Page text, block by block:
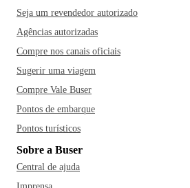
Seja um revendedor autorizado
Agências autorizadas
Compre nos canais oficiais
Sugerir uma viagem
Compre Vale Buser
Pontos de embarque
Pontos turísticos
Sobre a Buser
Central de ajuda